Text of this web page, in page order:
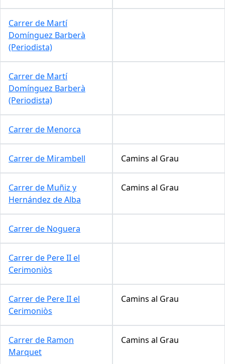
Carrer de Martí
Domínguez Barberà
(Periodista)
Carrer de Martí
Domínguez Barberà
(Periodista)
Carrer de Menorca
Carrer de Mirambell Camins al Grau
Carrer de Muñiz y
Hernández de Alba
Camins al Grau
Carrer de Noguera
Carrer de Pere II el
Cerimoniòs
Carrer de Pere II el
Cerimoniòs
Camins al Grau
Carrer de Ramon
Marquet
Camins al Grau